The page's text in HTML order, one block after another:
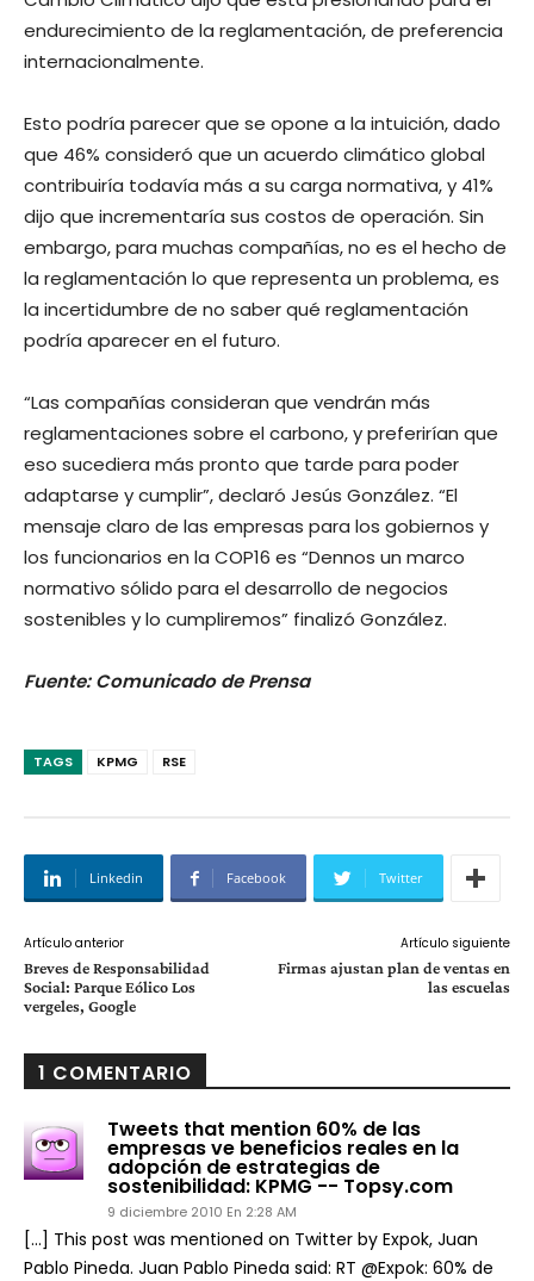
endurecimiento de la reglamentación, de preferencia
internacionalmente.
Esto podría parecer que se opone a la intuición, dado
que 46% consideró que un acuerdo climático global
contribuiría todavía más a su carga normativa, y 41%
dijo que incrementaría sus costos de operación. Sin
embargo, para muchas compañías, no es el hecho de
la reglamentación lo que representa un problema, es
la incertidumbre de no saber qué reglamentación
podría aparecer en el futuro.
“Las compañías consideran que vendrán más
reglamentaciones sobre el carbono, y preferirían que
eso sucediera más pronto que tarde para poder
adaptarse y cumplir”, declaró Jesús González. “El
mensaje claro de las empresas para los gobiernos y
los funcionarios en la COP16 es “Dennos un marco
normativo sólido para el desarrollo de negocios
sostenibles y lo cumpliremos” finalizó González.
Fuente: Comunicado de Prensa
TAGS KPMG RSE
Linkedin Facebook Twitter
Artículo anterior
Breves de Responsabilidad
Social: Parque Eólico Los
vergeles, Google
Artículo siguiente
Firmas ajustan plan de ventas en
las escuelas
1 COMENTARIO
Tweets that mention 60% de las
empresas ve beneficios reales en la
adopción de estrategias de
sostenibilidad: KPMG -- Topsy.com
9 diciembre 2010 En 2:28 AM
[…] This post was mentioned on Twitter by Expok, Juan
Pablo Pineda. Juan Pablo Pineda said: RT @Expok: 60% de